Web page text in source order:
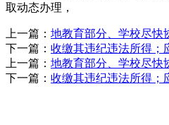
取动态办理，
上一篇： 地教育部分、学校尽快
下一篇： 收缴其违纪违法所得；
上一篇： 地教育部分、学校尽快
下一篇： 收缴其违纪违法所得；